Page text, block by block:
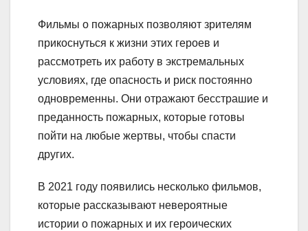
Фильмы о пожарных позволяют зрителям
прикоснуться к жизни этих героев и
рассмотреть их работу в экстремальных
условиях, где опасность и риск постоянно
одновременны. Они отражают бесстрашие и
преданность пожарных, которые готовы
пойти на любые жертвы, чтобы спасти
других.
В 2021 году появились несколько фильмов,
которые рассказывают невероятные
истории о пожарных и их героических